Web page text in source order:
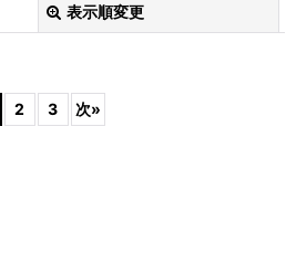
表示順変更
2 3 次»